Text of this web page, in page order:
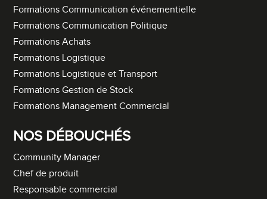
Formations Communication événementielle
Formations Communication Politique
Formations Achats
Formations Logistique
Formations Logistique et Transport
Formations Gestion de Stock
Formations Management Commercial
NOS DÉBOUCHÉS
Community Manager
Chef de produit
Responsable commercial